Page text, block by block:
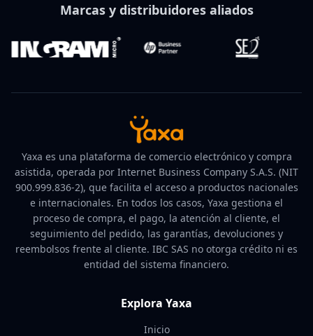
Marcas y distribuidores aliados
Yaxa es una plataforma de comercio electrónico y compra
asistida, operada por Internet Business Company S.A.S. (NIT
900.999.836-2), que facilita el acceso a productos nacionales
e internacionales. En todos los casos, Yaxa gestiona el
proceso de compra, el pago, la atención al cliente, el
seguimiento del pedido, las garantías, devoluciones y
reembolsos frente al cliente. IBC SAS no otorga crédito ni es
entidad del sistema financiero.
Explora Yaxa
Inicio